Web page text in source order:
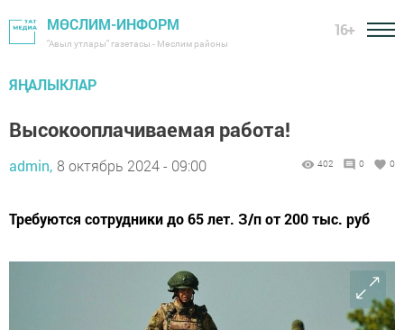
МӨСЛИМ-ИНФОРМ
"Авыл утлары" газетасы - Мөслим районы
16+
ЯҢАЛЫКЛАР
Высокооплачиваемая работа!
admin, 8 октябрь 2024 - 09:00 402 0 0
Требуются сотрудники до 65 лет. З/п от 200 тыс. руб